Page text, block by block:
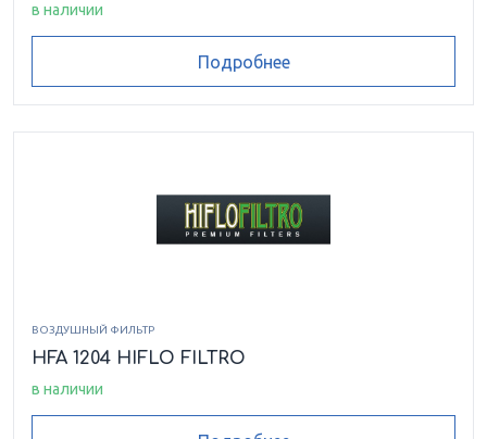
в наличии
Подробнее
ВОЗДУШНЫЙ ФИЛЬТР
HFA 1204 HIFLO FILTRO
в наличии